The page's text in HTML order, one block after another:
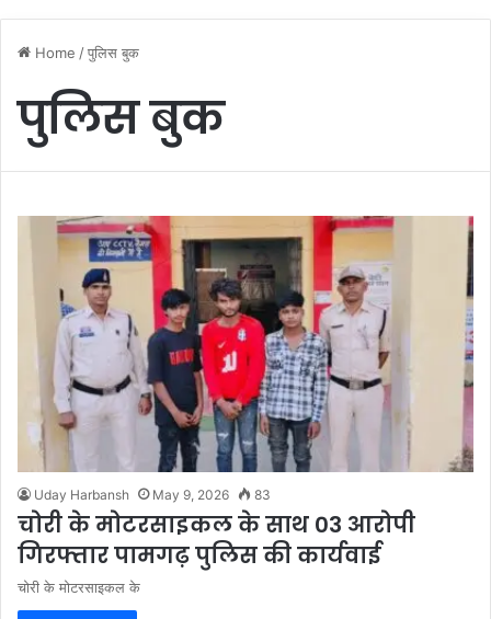
Home /पुलिस बुक
पुलिस बुक
Uday Harbansh May 9, 2026 83
चोरी के मोटरसाइकल के साथ 03 आरोपी
गिरफ्तार पामगढ़ पुलिस की कार्यवाई
चोरी के मोटरसाइकल के